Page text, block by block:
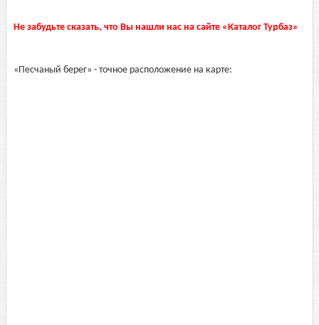
Не забудьте сказать, что Вы нашли нас на сайте «Каталог Турбаз»
«Песчаный берег» - точное расположение на карте: